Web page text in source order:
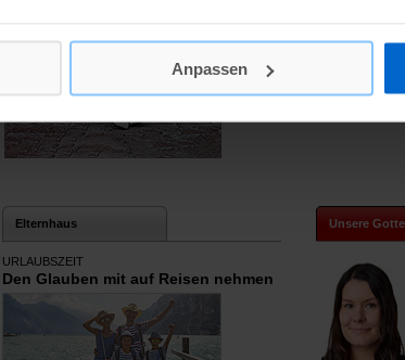
Anpassen
Elternhaus
URLAUBSZEIT
Den Glauben mit auf Reisen nehmen
Unsere